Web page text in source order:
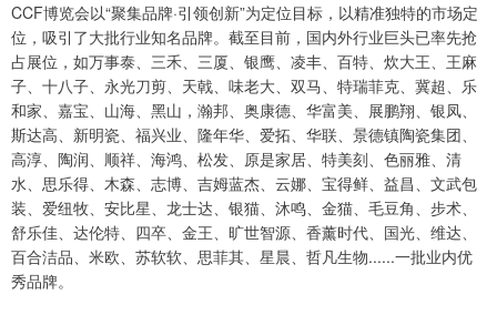
CCF博览会以“聚集品牌·引领创新”为定位目标，以精准独特的市场定
位，吸引了大批行业知名品牌。截至目前，国内外行业巨头已率先抢
占展位，如万事泰、三禾、三厦、银鹰、凌丰、百特、炊大王、王麻
子、十八子、永光刀剪、天戟、味老大、双马、特瑞菲克、冀超、乐
和家、嘉宝、山海、黑山，瀚邦、奥康德、华富美、展鹏翔、银凤、
斯达高、新明瓷、福兴业、隆年华、爱拓、华联、景德镇陶瓷集团、
高淳、陶润、顺祥、海鸿、松发、原是家居、特美刻、色丽雅、清
水、思乐得、木森、志博、吉姆蓝杰、云娜、宝得鲜、益昌、文武包
装、爱纽牧、安比星、龙士达、银猫、沐鸣、金猫、毛豆角、步术、
舒乐佳、达伦特、四卒、金王、旷世智源、香薰时代、国光、维达、
百合洁品、米欧、苏软软、思菲其、星晨、哲凡生物......一批业内优
秀品牌。